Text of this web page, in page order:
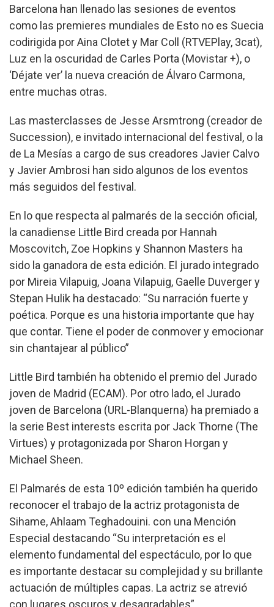
Barcelona han llenado las sesiones de eventos
como las premieres mundiales de Esto no es Suecia
codirigida por Aina Clotet y Mar Coll (RTVEPlay, 3cat),
Luz en la oscuridad de Carles Porta (Movistar +), o
‘Déjate ver’ la nueva creación de Álvaro Carmona,
entre muchas otras.
Las masterclasses de Jesse Arsmtrong (creador de
Succession), e invitado internacional del festival, o la
de La Mesías a cargo de sus creadores Javier Calvo
y Javier Ambrosi han sido algunos de los eventos
más seguidos del festival.
En lo que respecta al palmarés de la sección oficial,
la canadiense Little Bird creada por Hannah
Moscovitch, Zoe Hopkins y Shannon Masters ha
sido la ganadora de esta edición. El jurado integrado
por Mireia Vilapuig, Joana Vilapuig, Gaelle Duverger y
Stepan Hulik ha destacado: “Su narración fuerte y
poética. Porque es una historia importante que hay
que contar. Tiene el poder de conmover y emocionar
sin chantajear al público”
Little Bird también ha obtenido el premio del Jurado
joven de Madrid (ECAM). Por otro lado, el Jurado
joven de Barcelona (URL-Blanquerna) ha premiado a
la serie Best interests escrita por Jack Thorne (The
Virtues) y protagonizada por Sharon Horgan y
Michael Sheen.
El Palmarés de esta 10º edición también ha querido
reconocer el trabajo de la actriz protagonista de
Sihame, Ahlaam Teghadouini. con una Mención
Especial destacando “Su interpretación es el
elemento fundamental del espectáculo, por lo que
es importante destacar su complejidad y su brillante
actuación de múltiples capas. La actriz se atrevió
con lugares oscuros y desagradables”.